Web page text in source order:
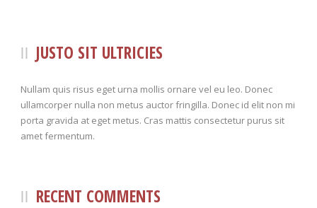
JUSTO SIT ULTRICIES
Nullam quis risus eget urna mollis ornare vel eu leo. Donec
ullamcorper nulla non metus auctor fringilla. Donec id elit non mi
porta gravida at eget metus. Cras mattis consectetur purus sit
amet fermentum.
RECENT COMMENTS